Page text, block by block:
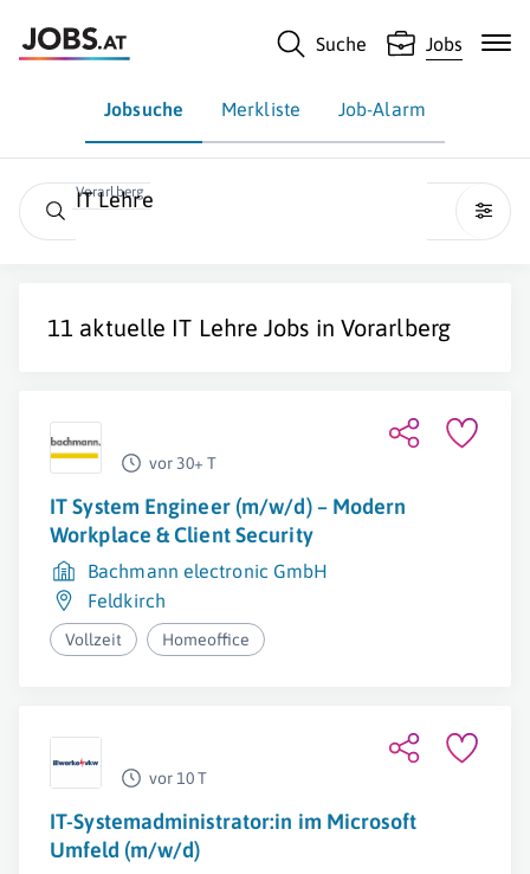
Suche Jobs
Jobsuche Merkliste Job-Alarm
Vorarlberg
IT Lehre
11 aktuelle IT Lehre Jobs in Vorarlberg
vor 30+ T
IT System Engineer (m/w/d) – Modern
Workplace & Client Security
Bachmann electronic GmbH
Feldkirch
Vollzeit Homeoffice
vor 10 T
IT-Systemadministrator:in im Microsoft
Umfeld (m/w/d)